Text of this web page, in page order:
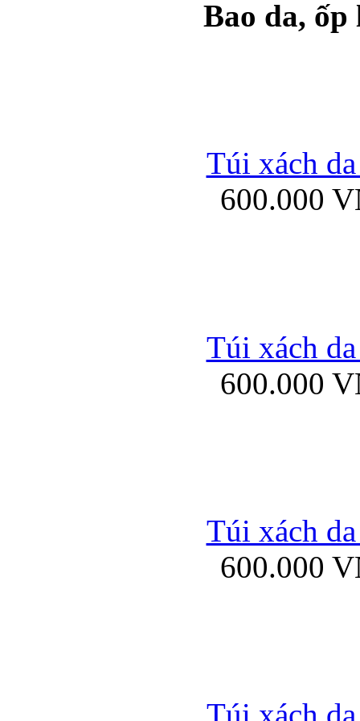
Ốp lưng silicon
Ốp lưng Samsung
Ốp lưng
Bao da,
Túi xách
600.000
Túi xách
600.000
Túi xách
600.000